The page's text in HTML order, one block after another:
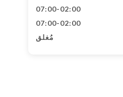
07:00-02:00
07:00-02:00
مُغلق